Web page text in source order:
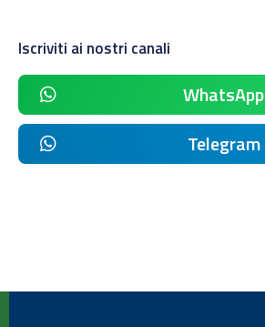
Iscriviti ai nostri canali
WhatsApp
Telegram